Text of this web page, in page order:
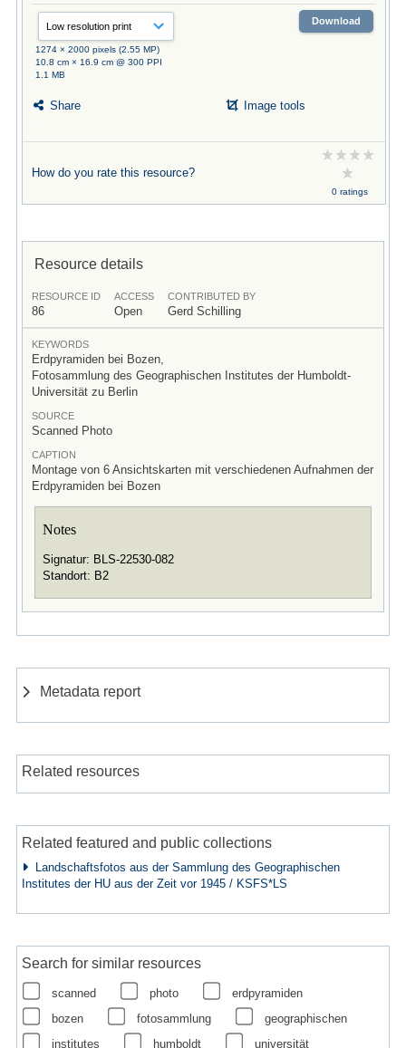
1274 × 2000 pixels (2.55 MP)
10.8 cm × 16.9 cm @ 300 PPI
1.1 MB
Download
Share Image tools
How do you rate this resource?
0 ratings
Resource details
RESOURCE ID
86
ACCESS
Open
CONTRIBUTED BY
Gerd Schilling
KEYWORDS
Erdpyramiden bei Bozen,
Fotosammlung des Geographischen Institutes der Humboldt-
Universität zu Berlin
SOURCE
Scanned Photo
CAPTION
Montage von 6 Ansichtskarten mit verschiedenen Aufnahmen der
Erdpyramiden bei Bozen
Notes
Signatur: BLS-22530-082
Standort: B2
Metadata report
Related resources
Related featured and public collections
Landschaftsfotos aus der Sammlung des Geographischen
Institutes der HU aus der Zeit vor 1945 / KSFS*LS
Search for similar resources
scanned photo
erdpyramiden
bozen
fotosammlung
geographischen
institutes
humboldt universität